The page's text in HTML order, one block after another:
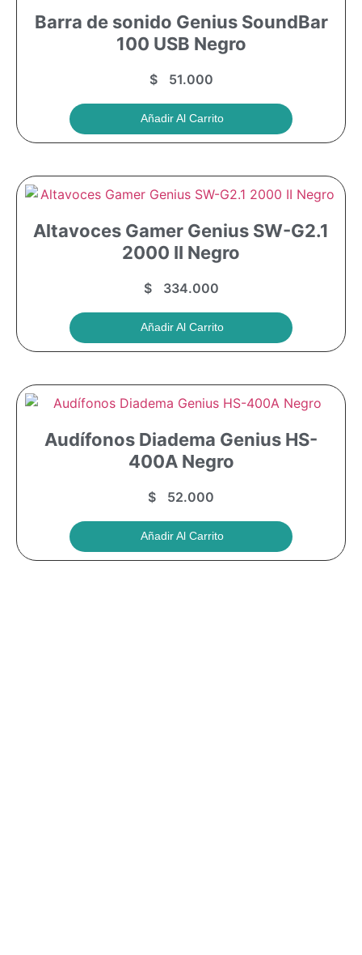
Barra de sonido Genius SoundBar
100 USB Negro
$51.000
Añadir Al Carrito
Altavoces Gamer Genius SW-G2.1
2000 II Negro
$334.000
Añadir Al Carrito
Audífonos Diadema Genius HS-
400A Negro
$ 52.000
Añadir Al Carrito